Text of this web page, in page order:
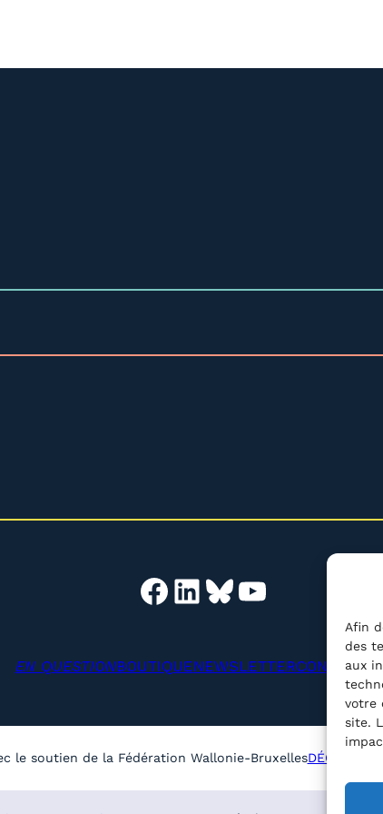
Afin
des
aux
votre
site.
Facebook LinkedIn Bluesky YouTube
EN QUESTIONBOUTIQUENEWSLETTERCONTACT
le soutien de la Fédération Wallonie-Bruxelles